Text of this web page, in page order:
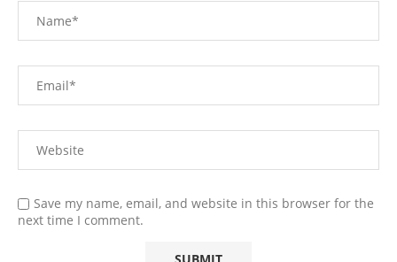
Save my name, email, and website in this browser for the
next time I comment.